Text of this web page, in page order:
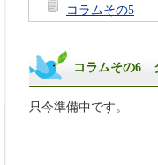
コラムその5
コラムその7
コラムその8
コラムその6
只今準備中です。